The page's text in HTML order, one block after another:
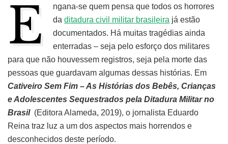
E
ngana-se quem pensa que todos os horrores
daditadura civil militar brasileira já estão
documentados. Há muitas tragédias ainda
enterradas – seja pelo esforço dos militares
para que não houvessem registros, seja pela morte das
pessoas que guardavam algumas dessas histórias. Em
Cativeiro Sem Fim – As Histórias dos Bebês, Crianças
e Adolescentes Sequestrados pela Ditadura Militar no
Brasil (Editora Alameda, 2019), o jornalista Eduardo
Reina traz luz a um dos aspectos mais horrendos e
desconhecidos deste período.